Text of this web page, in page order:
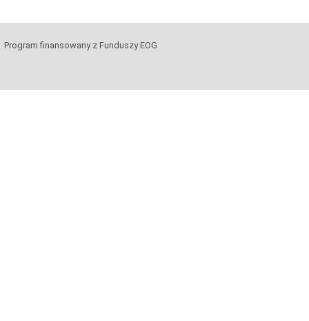
Program finansowany z Funduszy EOG